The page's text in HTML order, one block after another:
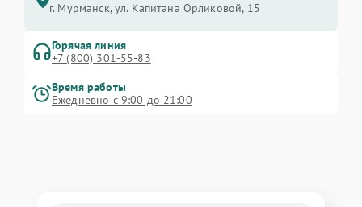
г. Мурманск, ул. Капитана Орликовой, 15
Горячая линия
+7 (800) 301-55-83
Время работы
Ежедневно с 9:00 до 21:00